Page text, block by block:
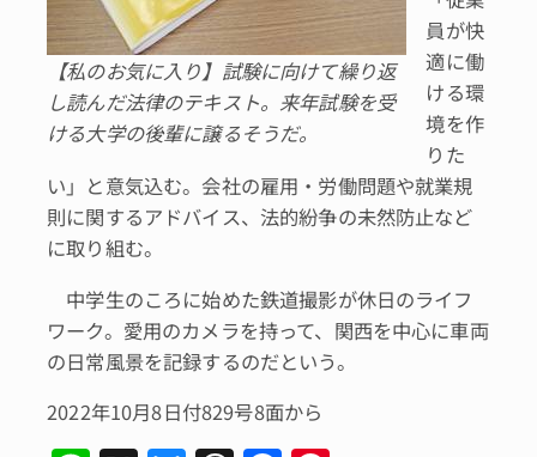
【私のお気に入り】試験に向けて繰り返
し読んだ法律のテキスト。来年試験を受
ける大学の後輩に譲るそうだ。
員が快
適に働
ける環
境を作
りた
い」と意気込む。会社の雇用・労働問題や就業規
則に関するアドバイス、法的紛争の未然防止など
に取り組む。
中学生のころに始めた鉄道撮影が休日のライフ
ワーク。愛用のカメラを持って、関西を中心に車両
の日常風景を記録するのだという。
2022年10月8日付829号8面から